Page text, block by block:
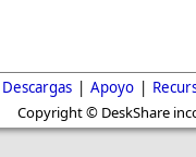
Descargas | Apoyo |
Copyright © DeskShare